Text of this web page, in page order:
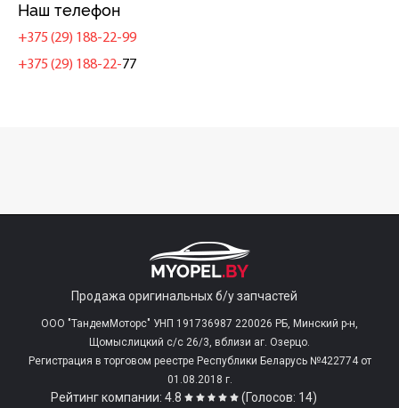
Наш телефон
+375 (29) 188-22-99
+375 (29) 188-22-77
Продажа оригинальных б/у запчастей
ООО "ТандемМоторс" УНП 191736987 220026 РБ, Минский р-н,
Щомыслицкий с/c 26/3, вблизи аг. Озерцо.
Регистрация в торговом реестре Республики Беларусь №422774 от
01.08.2018 г.
Рейтинг компании: 4.8 (Голосов: 14)